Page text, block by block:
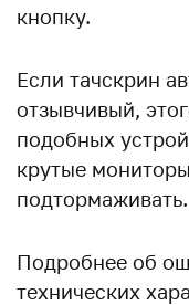
кнопку.
Если тачскрин
отзывчивый,
подобных
крутые
подтормаживать.
Подробнее об
технических